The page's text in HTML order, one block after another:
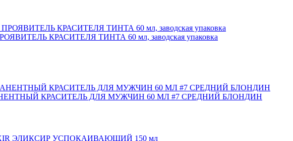
КРАСИТЕЛЯ ТИНТА 60 мл, заводская упаковка
КРАСИТЕЛЬ ДЛЯ МУЖЧИН 60 МЛ #7 СРЕДНИЙ БЛОНДИН